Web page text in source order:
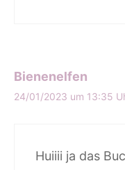
Bienenelfen
24/01/2023 um 13:35
Huiiii ja das